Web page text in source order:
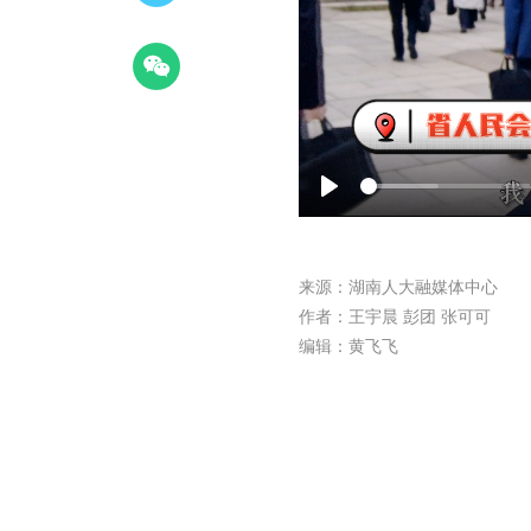
P
a
y
来源：湖南人大融媒体中心
作者：王宇晨 彭团 张可可
编辑：黄飞飞